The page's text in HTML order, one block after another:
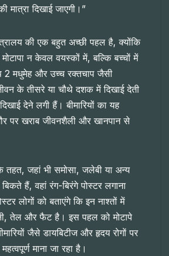
मात्रा दिखाई जाएगी।”
की एक बहुत अच्छी पहल है, क्योंकि
न केवल वयस्कों में, बल्कि बच्चों में
2 मधुमेह और उच्च रक्तचाप जैसी
के तीसरे या चौथे दशक में दिखाई देती
देने लगी हैं। बीमारियों का यह
पर खराब जीवनशैली और खानपान से
जहां भी समोसा, जलेबी या अन्य
हैं, वहां रंग-बिरंगे पोस्टर लगाना
लोगों को बताएंगे कि इन नाश्तों में
तेल और फैट है। इस पहल को मोटापे
जैसे डायबिटीज और हृदय रोगों पर
माना जा रहा है।